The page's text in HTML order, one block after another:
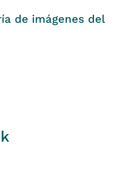
de imágenes del